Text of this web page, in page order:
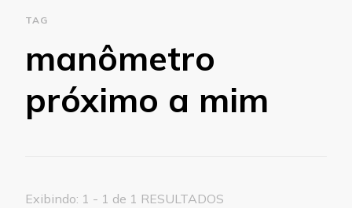
TAG
manômetro
próximo a mim
Exibindo: 1 - 1 de 1 RESULTADOS